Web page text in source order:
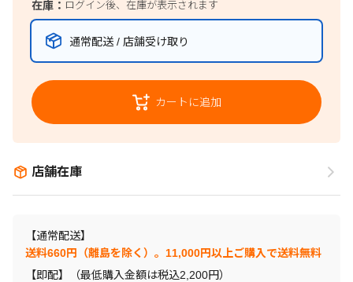
在庫： ログイン後、在庫が表示されます
通常配送 / 店舗受け取り
カートに追加
店舗在庫
【通常配送】
送料660円（離島を除く）。11,000円以上ご購入で送料無料
【即配】（最低購入金額は税込2,200円）